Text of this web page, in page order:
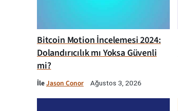
Bitcoin Motion İncelemesi 2024:
Dolandırıcılık mı Yoksa Güvenli
mi?
İleJason Conor Ağustos 3, 2026